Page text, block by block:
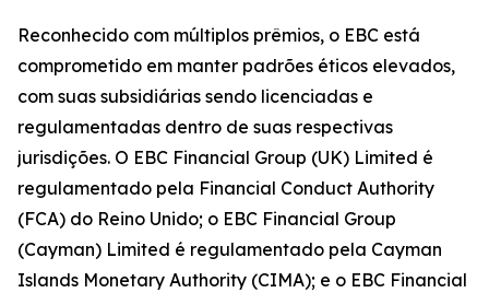
Reconhecido com múltiplos prêmios, o EBC está
comprometido em manter padrões éticos elevados,
com suas subsidiárias sendo licenciadas e
regulamentadas dentro de suas respectivas
jurisdições. O EBC Financial Group (UK) Limited é
regulamentado pela Financial Conduct Authority
(FCA) do Reino Unido; o EBC Financial Group
(Cayman) Limited é regulamentado pela Cayman
Islands Monetary Authority (CIMA); e o EBC Financial